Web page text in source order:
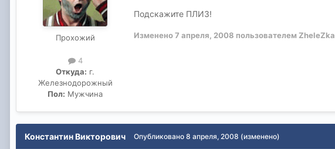
Прохожий
4
Откуда: г.
Железнодорожный
Пол: Мужчина
Подскажите ПЛИЗ!
Изменено7 апреля, 2008 пользователем ZheleZka
Константин Викторович Опубликовано 8 апреля, 2008 (изменено)